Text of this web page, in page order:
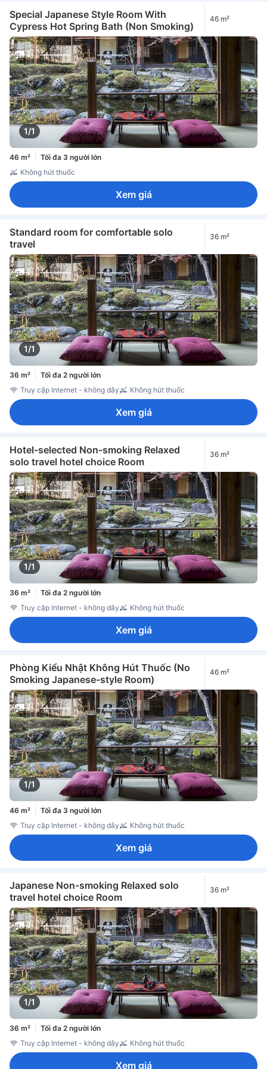
Special Japanese Style Room With
Cypress Hot Spring Bath (Non Smoking)
46 m²
1/1
46 m²
Tối đa 3 người lớn
Không hút thuốc
Xem giá
Standard room for comfortable solo
travel
36 m²
1/1
36 m²
Tối đa 2 người lớn
Truy cập Internet - không dây
Không hút thuốc
Xem giá
Hotel-selected Non-smoking Relaxed
solo travel hotel choice Room
36 m²
1/1
36 m²
Tối đa 2 người lớn
Truy cập Internet - không dây
Không hút thuốc
Xem giá
Phòng Kiểu Nhật Không Hút Thuốc (No
Smoking Japanese-style Room)
46 m²
1/1
46 m²
Tối đa 3 người lớn
Truy cập Internet - không dây
Không hút thuốc
Xem giá
Japanese Non-smoking Relaxed solo
travel hotel choice Room
36 m²
1/1
36 m²
Tối đa 2 người lớn
Truy cập Internet - không dây
Không hút thuốc
Xem giá